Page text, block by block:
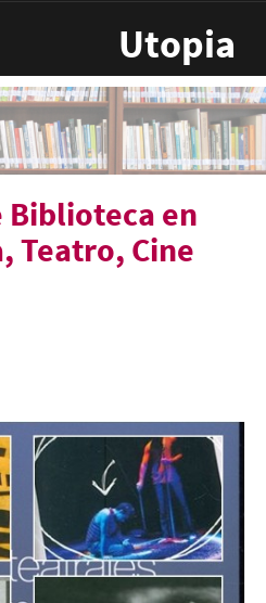
Utopia
Biblioteca en
Teatro, Cine